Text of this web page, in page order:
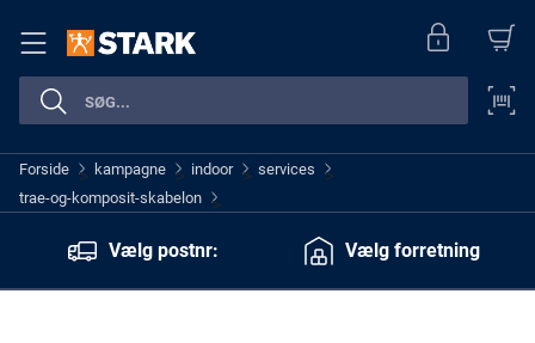
Forside > kampagne > indoor > services >
trae-og-komposit-skabelon >
Vælg postnr:
Vælg forretning